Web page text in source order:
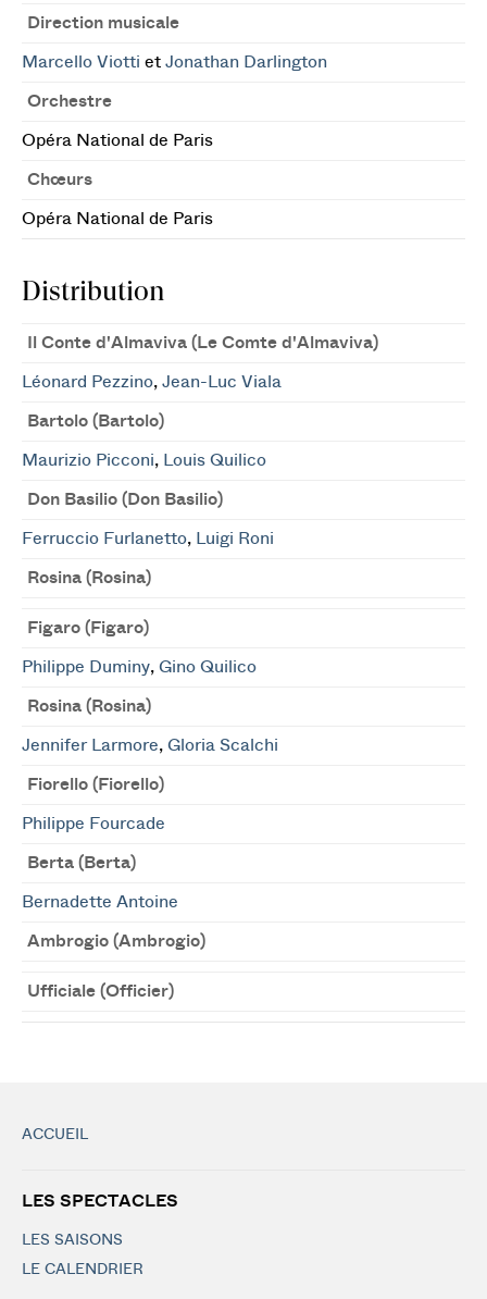
Direction musicale
Marcello Viotti et Jonathan Darlington
Orchestre
Opéra National de Paris
Chœurs
Opéra National de Paris
Distribution
Il Conte d'Almaviva (Le Comte d'Almaviva)
Léonard Pezzino, Jean-Luc Viala
Bartolo (Bartolo)
Maurizio Picconi, Louis Quilico
Don Basilio (Don Basilio)
Ferruccio Furlanetto, Luigi Roni
Rosina (Rosina)
Figaro (Figaro)
Philippe Duminy, Gino Quilico
Rosina (Rosina)
Jennifer Larmore, Gloria Scalchi
Fiorello (Fiorello)
Philippe Fourcade
Berta (Berta)
Bernadette Antoine
Ambrogio (Ambrogio)
Ufficiale (Officier)
ACCUEIL
LES SPECTACLES
LES SAISONS
LE CALENDRIER